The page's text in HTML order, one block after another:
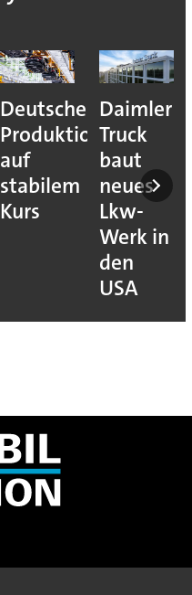
Deutsche
Produktion
auf
stabilem
Kurs
Daimler
Truck
baut
neues
Lkw-
Werk in
den
USA